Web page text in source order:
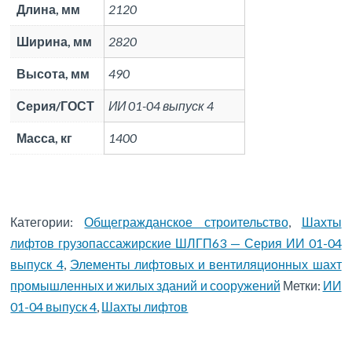
Длина, мм 2120
Ширина, мм 2820
Высота, мм 490
Серия/ГОСТ ИИ 01-04 выпуск 4
Масса, кг 1400
Категории:Общегражданское строительство, Шахты
лифтов грузопассажирские ШЛГП63 — Серия ИИ 01-04
выпуск 4, Элементы лифтовых и вентиляционных шахт
промышленных и жилых зданий и сооружений Метки: ИИ
01-04 выпуск 4, Шахты лифтов